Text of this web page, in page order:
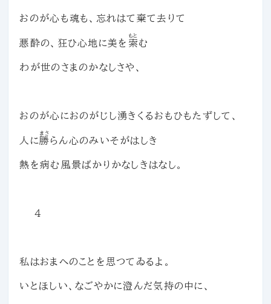
おのが心も魂も、忘れはて棄て去りて
悪酔の、狂ひ心地に美を 索
もと
む
わが世のさまのかなしさや、
おのが心におのがじし湧きくるおもひもたずして、
人に勝
まさ
らん心のみいそがはしき
熱を病む風景ばかりかなしきはなし。
４
私はおまへのことを思つてゐるよ。
いとほしい、なごやかに澄んだ気持の中に、